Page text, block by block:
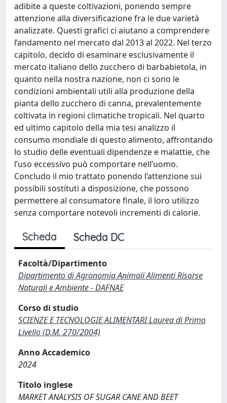
adibite a queste coltivazioni, ponendo sempre
attenzione alla diversificazione fra le due varietà
analizzate. Questi grafici ci aiutano a comprendere
l’andamento nel mercato dal 2013 al 2022. Nel terzo
capitolo, decido di esaminare esclusivamente il
mercato italiano dello zucchero di barbabietola, in
quanto nella nostra nazione, non ci sono le
condizioni ambientali utili alla produzione della
pianta dello zucchero di canna, prevalentemente
coltivata in regioni climatiche tropicali. Nel quarto
ed ultimo capitolo della mia tesi analizzo il
consumo mondiale di questo alimento, affrontando
lo studio delle eventuali dipendenze e malattie, che
l’uso eccessivo può comportare nell’uomo.
Concludo il mio trattato ponendo l’attenzione sui
possibili sostituti a disposizione, che possono
permettere al consumatore finale, il loro utilizzo
senza comportare notevoli incrementi di calorie.
Scheda Scheda DC
Facoltà/Dipartimento
Dipartimento di Agronomia Animali Alimenti Risorse
Naturali e Ambiente - DAFNAE
Corso di studio
SCIENZE E TECNOLOGIE ALIMENTARI Laurea di Primo
Livello (D.M. 270/2004)
Anno Accademico
2024
Titolo inglese
MARKET ANALYSIS OF SUGAR CANE AND BEET